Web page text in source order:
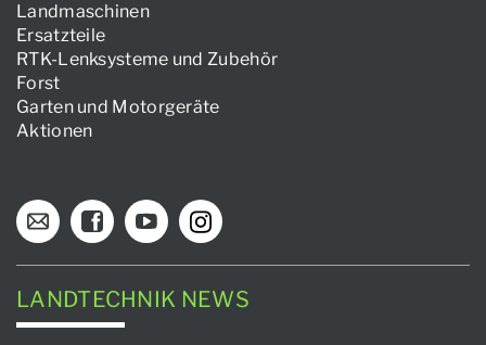
Landmaschinen
Ersatzteile
RTK-Lenksysteme und Zubehör
Forst
Garten und Motorgeräte
Aktionen
LANDTECHNIK NEWS